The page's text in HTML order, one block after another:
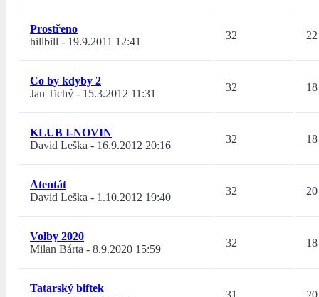
Prostřeno
hillbill - 19.9.2011 12:41
32
Co by kdyby 2
Jan Tichý - 15.3.2012 11:31
32
KLUB I-NOVIN
David Leška - 16.9.2012 20:16
32
Atentát
David Leška - 1.10.2012 19:40
32
Volby 2020
Milan Bárta - 8.9.2020 15:59
32
Tatarský biftek